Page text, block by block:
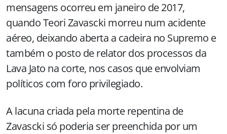
mensagens ocorreu em janeiro de 2017,
quando Teori Zavascki morreu num acidente
aéreo, deixando aberta a cadeira no Supremo e
também o posto de relator dos processos da
Lava Jato na corte, nos casos que envolviam
políticos com foro privilegiado.
A lacuna criada pela morte repentina de
Zavascki só poderia ser preenchida por um